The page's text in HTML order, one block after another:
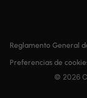
© 2026
Reglamento General
Preferencias de